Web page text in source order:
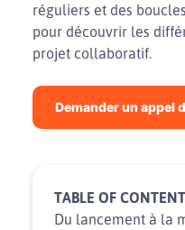
réguliers et des
pour découvrir les
projet collaboratif.
Demander un appel
TABLE OF
Du lancement à la